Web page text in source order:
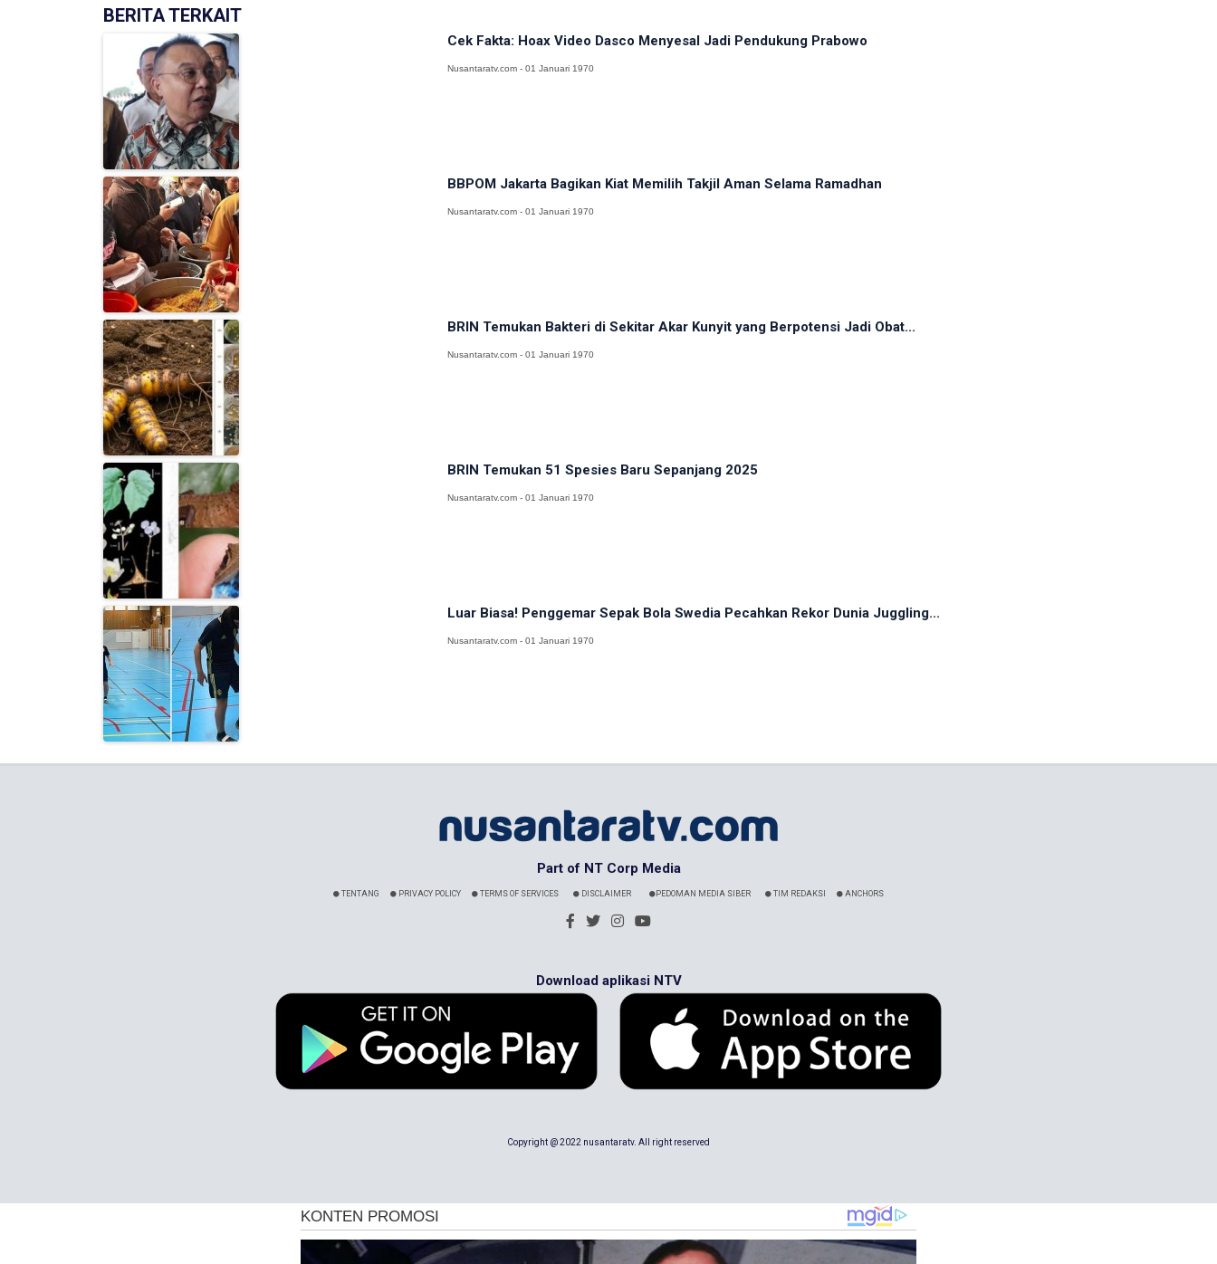
BERITA TERKAIT
Cek Fakta: Hoax Video Dasco Menyesal Jadi Pendukung Prabowo
Nusantaratv.com - 01 Januari 1970
BBPOM Jakarta Bagikan Kiat Memilih Takjil Aman Selama Ramadhan
Nusantaratv.com - 01 Januari 1970
BRIN Temukan Bakteri di Sekitar Akar Kunyit yang Berpotensi Jadi Obat...
Nusantaratv.com - 01 Januari 1970
BRIN Temukan 51 Spesies Baru Sepanjang 2025
Nusantaratv.com - 01 Januari 1970
Luar Biasa! Penggemar Sepak Bola Swedia Pecahkan Rekor Dunia Juggling...
Nusantaratv.com - 01 Januari 1970
Part of NT Corp Media
TENTANG PRIVACY POLICY TERMS OF SERVICES DISCLAIMER PEDOMAN MEDIA SIBER TIM REDAKSI ANCHORS
Download aplikasi NTV
Copyright @ 2022 nusantaratv. All right reserved